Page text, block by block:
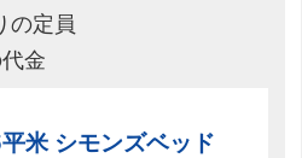
の定員
金
米 シモンズベッド